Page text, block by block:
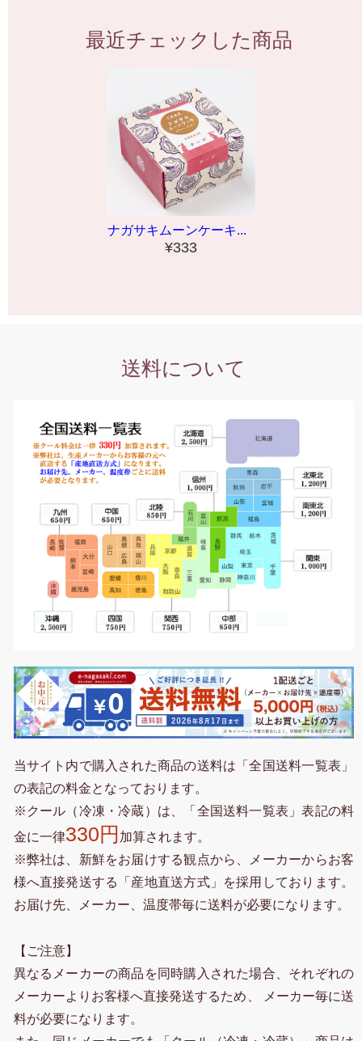
最近チェックした商品
ナガサキムーンケーキ...
¥333
送料について
当サイト内で購入された商品の送料は「全国送料一覧表」
の表記の料金となっております。
※クール（冷凍・冷蔵）は、「全国送料一覧表」表記の料
金に一律330円 加算されます。
※弊社は、新鮮をお届けする観点から、メーカーからお客
様へ直接発送する「産地直送方式」を採用しております。
お届け先、メーカー、温度帯毎に送料が必要になります。
【ご注意】
異なるメーカーの商品を同時購入された場合、それぞれの
メーカーよりお客様へ直接発送するため、 メーカー毎に送
料が必要になります。